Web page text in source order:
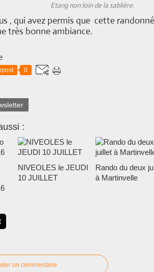
Etang non loin de la sablière.
, qui avez permis que cette
très bonne ambiance.
0
:
NIVEOLES le JEUDI
10 JUILLET
Rando du deux
à Martinvelle
un commentaire